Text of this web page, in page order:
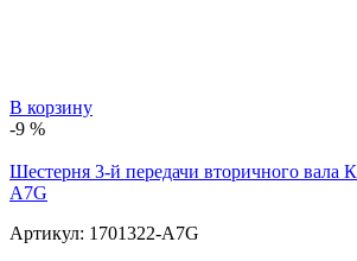
В корзину
-9 %
Шестерня 3-й передачи вторичного вала
A7G
Артикул: 1701322-A7G